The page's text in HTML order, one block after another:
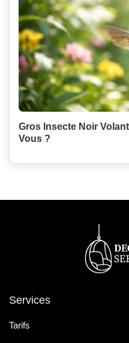
Gros Insecte Noir
Vous ?
Services
Tarifs